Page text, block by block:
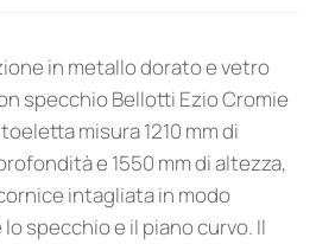
in metallo dorato e vetro
specchio Bellotti Ezio Cromie
misura 1210 mm di
e 1550 mm di altezza,
intagliata in modo
specchio e il piano curvo. Il